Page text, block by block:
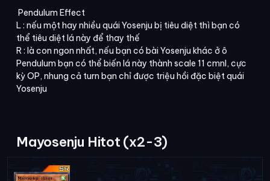
Pendulum Effect
L : nếu một hay nhiều quái Yosenju bị tiêu diệt thì bạn có
thể tiêu diệt lá này để thay thế
R : là con ngon nhất, nếu bạn có bài Yosenju khác ở ô
Pendulum bạn có thể biến lá này thành scale 11 cmnl, cực
kỳ OP, nhung cả turn bạn chỉ được triệu hồi đặc biệt quái
Yosenju
Mayosenju Hitot (x2-3)